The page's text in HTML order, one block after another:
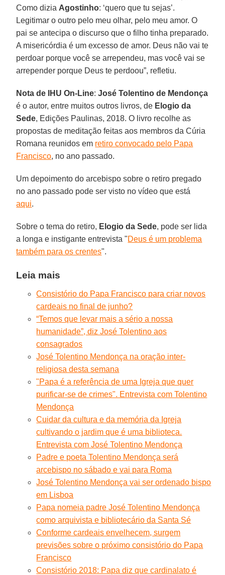
Como dizia Agostinho: ‘quero que tu sejas’.
Legitimar o outro pelo meu olhar, pelo meu amor. O
pai se antecipa o discurso que o filho tinha preparado.
A misericórdia é um excesso de amor. Deus não vai te
perdoar porque você se arrependeu, mas você vai se
arrepender porque Deus te perdoou”, refletiu.
Nota de IHU On-Line:José Tolentino de Mendonça
é o autor, entre muitos outros livros, de Elogio da
Sede, Edições Paulinas, 2018. O livro recolhe as
propostas de meditação feitas aos membros da Cúria
Romana reunidos em retiro convocado pelo Papa
Francisco, no ano passado.
Um depoimento do arcebispo sobre o retiro pregado
no ano passado pode ser visto no vídeo que está
aqui.
Sobre o tema do retiro, Elogio da Sede, pode ser lida
a longa e instigante entrevista "Deus é um problema
também para os crentes".
Leia mais
Consistório do Papa Francisco para criar novos
cardeais no final de junho?
“Temos que levar mais a sério a nossa
humanidade”, diz José Tolentino aos
consagrados
José Tolentino Mendonça na oração inter-
religiosa desta semana
"Papa é a referência de uma Igreja que quer
purificar-se de crimes". Entrevista com Tolentino
Mendonça
Cuidar da cultura e da memória da Igreja
cultivando o jardim que é uma biblioteca.
Entrevista com José Tolentino Mendonça
Padre e poeta Tolentino Mendonça será
arcebispo no sábado e vai para Roma
José Tolentino Mendonça vai ser ordenado bispo
em Lisboa
Papa nomeia padre José Tolentino Mendonça
como arquivista e bibliotecário da Santa Sé
Conforme cardeais envelhecem, surgem
previsões sobre o próximo consistório do Papa
Francisco
Consistório 2018: Papa diz que cardinalato é